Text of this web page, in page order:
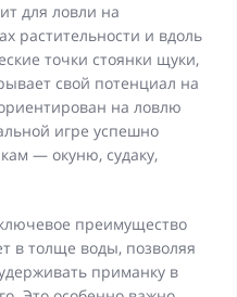
для ловли на
растительности и вдоль
точки стоянки щуки,
свой потенциал на
на ловлю
игре успешно
— окуню, судаку,
преимущество
в толще воды, позволяя
приманку в